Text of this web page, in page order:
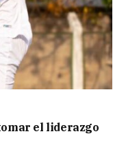
el liderazgo